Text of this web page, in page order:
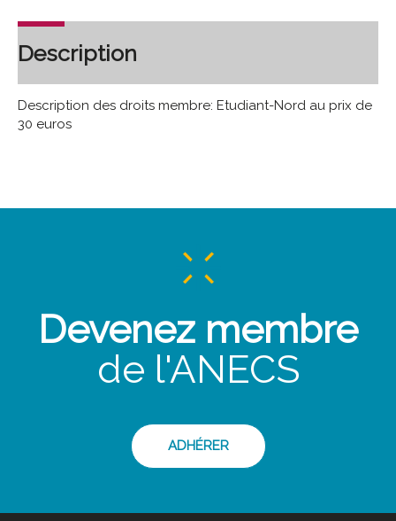
Description
Description des droits membre: Etudiant-Nord au prix de
30 euros
Devenez membre
de l'ANECS
ADHÉRER